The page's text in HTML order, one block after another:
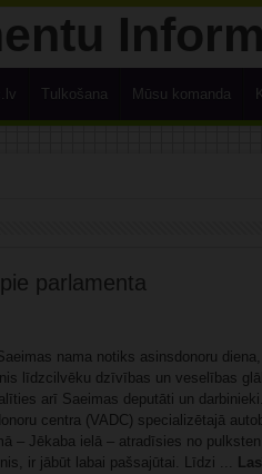
Tulkošana Mūsu komanda
parlamenta
nama notiks asinsdonoru
līdzcilvēku dzīvības un veselības
arī Saeimas deputāti un
centra (VADC) specializētajā
– Jēkaba ielā – atradīsies no
ir jābūt labai pašsajūtai. Līdzi ...